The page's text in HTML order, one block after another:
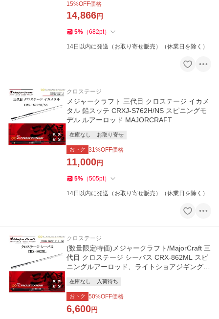
15%OFF価格
14,866円
5% （682pt）
14日以内に発送（お取り寄せ販売）（休業日を除く）
クロステージ
メジャークラフト 三代目 クロステージ イカメ
タル 鉛スッテ CRXJ-S762H/NS スピニングモ
デル ルアーロッド MAJORCRAFT
在庫なし お取り寄せ
おトク 31%OFF価格
11,000円
5% （505pt）
14日以内に発送（お取り寄せ販売）（休業日を除く）
クロステージ
(数量限定特価)メジャークラフト/MajorCraft 三
代目 クロステージ シーバス CRX-862ML スピ
ニングルアーロッド、ライトショアジギングタ
在庫なし 入荷待ち
おトク 50%OFF価格
6,600円